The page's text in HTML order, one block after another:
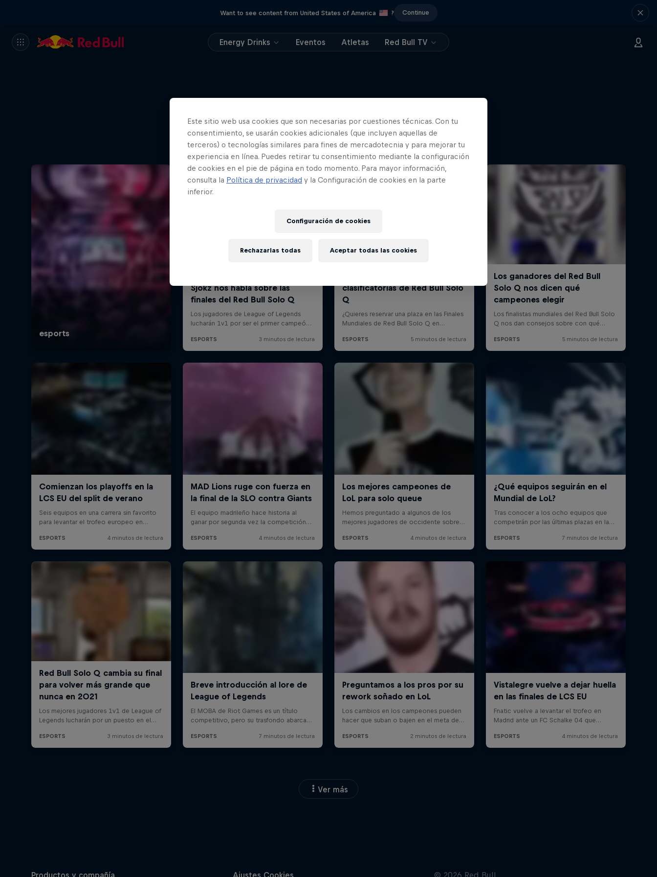
Want to see content from United States of America ? Continue
Energy Drinks Eventos Atletas Red Bull TV
Más contenidos similares
Ver más
Este sitio web usa cookies que son necesarias por cuestiones técnicas. Con tu
consentimiento, se usarán cookies adicionales (que incluyen aquellas de
terceros) o tecnologías similares para fines de mercadotecnia y para mejorar tu
experiencia en línea. Puedes retirar tu consentimiento mediante la configuración
de cookies en el pie de página en todo momento. Para mayor información,
consulta la Política de privacidad y la Configuración de cookies en la parte
inferior.
Configuración de cookies
Rechazarlas todas Aceptar todas las cookies